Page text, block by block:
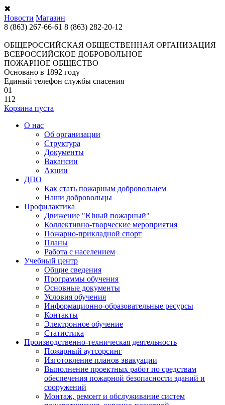
✖
Новости Магазин
8 (863) 267-66-61 8 (863) 282-20-12
ОБЩЕРОССИЙСКАЯ ОБЩЕСТВЕННАЯ ОРГАНИЗАЦИЯ
ВСЕРОССИЙСКОЕ ДОБРОВОЛЬНОЕ
ПОЖАРНОЕ ОБЩЕСТВО
Основано в 1892 году
Единый телефон службы спасения
01
112
Корзина пуста
О нас
Об организации
Структура
Документы
Вакансии
Акции
ДПО
Как стать пожарным добровольцем
Наши добровольцы
Профилактика
Движение "Юный пожарный"
Коллективно-творческие мероприятия
Пожарно-прикладной спорт
Планы
Работа с населением
Учебный центр
Общие сведения
Программы обучения
Основные документы
Условия обучения
Информационно-образовательные ресурсы
Контакты
Электронное обучение
Статистика
Производственно-техническая деятельность
Пожарный аутсорсинг
Изготовление планов эвакуации
Выполнение проектных работ по средствам
обеспечения пожарной безопасности зданий и
сооружений
Монтаж, ремонт и обслуживание систем